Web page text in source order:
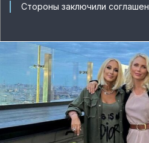
Стороны заключили